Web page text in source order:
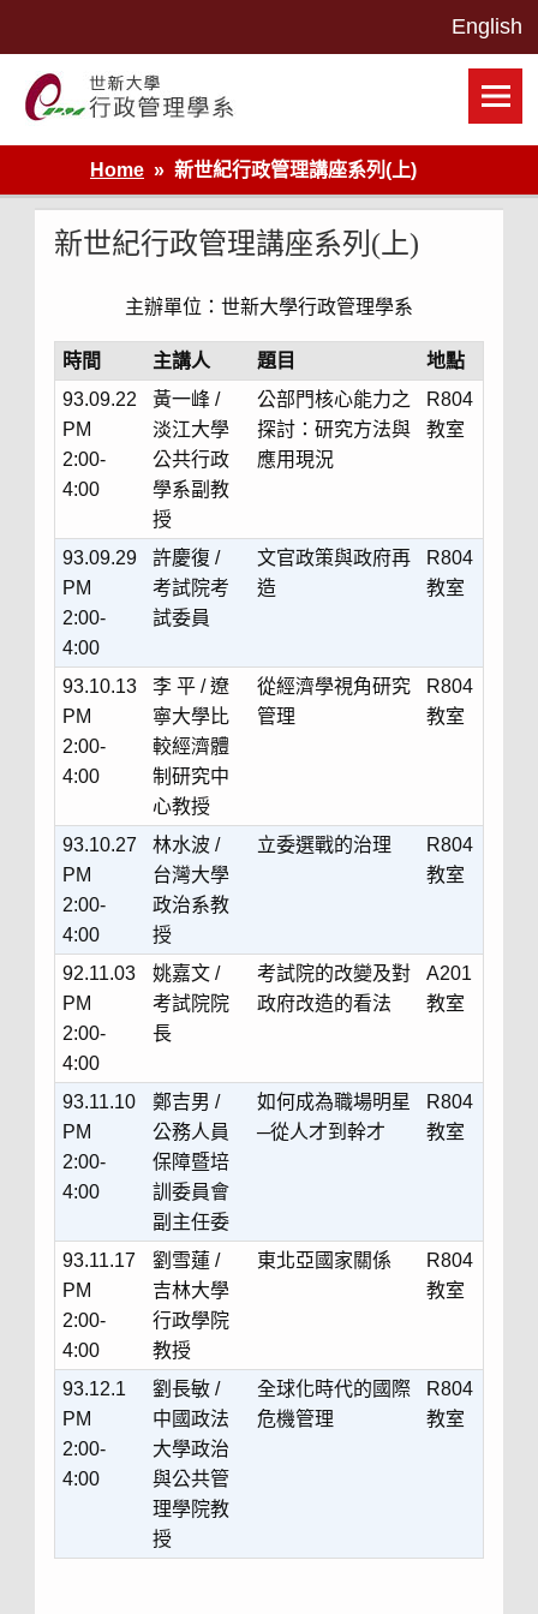
世新大學行政管理學系網站
Home
新世紀行政管理講座系列(上)
新世紀行政管理講座系列(上)
主辦單位：世新大學行政管理學系
時間 主講人 題目
地點
93.09.22
PM
2:00-
4:00
黃一峰 /
淡江大學
公共行政
學系副教
授
公部門核心能力之
探討：研究方法與
應用現況
R804
教室
93.09.29
PM
2:00-
4:00
許慶復 /
考試院考
試委員
文官政策與政府再
造
R804
教室
93.10.13
PM
2:00-
4:00
李 平 / 遼
寧大學比
較經濟體
制研究中
心教授
從經濟學視角研究
管理
R804
教室
93.10.27
PM
2:00-
4:00
林水波 /
台灣大學
政治系教
授
立委選戰的治理
R804
教室
92.11.03
PM
2:00-
4:00
姚嘉文 /
考試院院
長
考試院的改變及對
政府改造的看法
A201
教室
93.11.10
PM
2:00-
4:00
鄭吉男 /
公務人員
保障暨培
訓委員會
副主任委
如何成為職場明星
─從人才到幹才
R804
教室
93.11.17
PM
2:00-
4:00
劉雪蓮 /
吉林大學
行政學院
教授
東北亞國家關係
R804
教室
93.12.1
PM
2:00-
4:00
劉長敏 /
中國政法
大學政治
與公共管
理學院教
授
全球化時代的國際
危機管理
R804
教室